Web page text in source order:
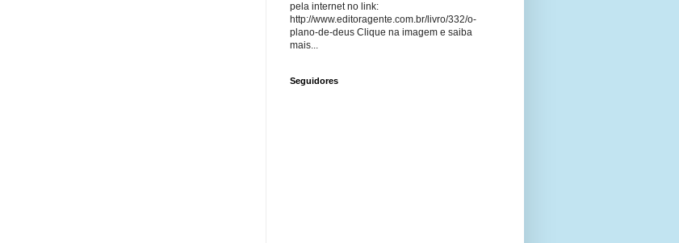
pela internet no link:
http://www.editoragente.com.br/livro/332/o-
plano-de-deus Clique na imagem e saiba
mais...
Seguidores